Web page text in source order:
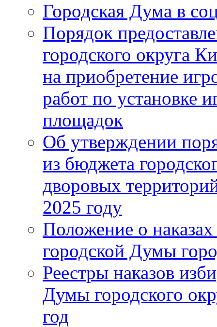
Городская Дума в
Порядок
городского округа
на приобретение
работ по установке
площадок
Об утверждении
из бюджета
дворовых
2025 году
Положение о
городской Думы
Реестры наказов
Думы городского
год